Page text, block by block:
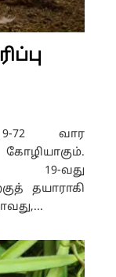
72 வார
19-வது
தயாராகி